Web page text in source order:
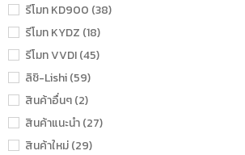
รีโมท KD900 (38)
รีโมท KYDZ (18)
รีโมท VVDI (45)
ลิชิ-Lishi (59)
สินค้าอื่นๆ (2)
สินค้าแนะนำ (27)
สินค้าใหม่ (29)